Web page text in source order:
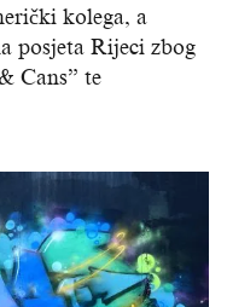
kolega, a
posjeta Rijeci zbog
Cans” te